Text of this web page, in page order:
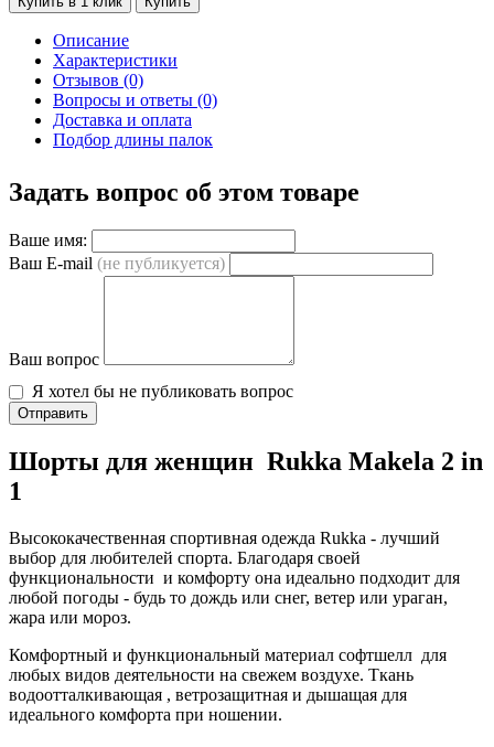
Описание
Характеристики
Отзывов (0)
Вопросы и ответы (0)
Доставка и оплата
Подбор длины палок
Задать вопрос об этом товаре
Ваше имя:
Ваш E-mail (не публикуется)
Ваш вопрос
Я хотел бы не публиковать вопрос
Отправить
Шорты для женщин Rukka Makela 2 in
1
Высококачественная спортивная одежда Rukka - лучший
выбор для любителей спорта. Благодаря своей
функциональности и комфорту она идеально подходит для
любой погоды - будь то дождь или снег, ветер или ураган,
жара или мороз.
Комфортный и функциональный материал софтшелл для
любых видов деятельности на свежем воздухе. Ткань
водоотталкивающая , ветрозащитная и дышащая для
идеального комфорта при ношении.